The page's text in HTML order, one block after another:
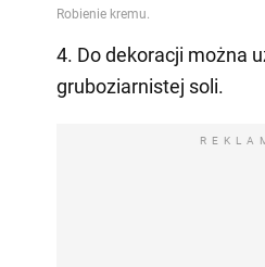
4. Do dekoracji można
gruboziarnistej soli.